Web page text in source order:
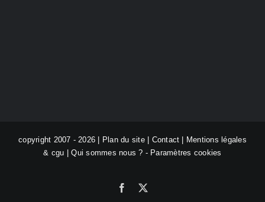
copyright 2007 - 2026 | Plan du site| Contact | Mentions légales
& cgu |Qui sommes nous ? - Paramètres cookies
Facebook